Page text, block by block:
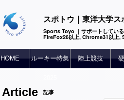
スポトウ｜東洋大学
Sports Toyo ｜サポートしてい
FireFox26以上, Chrome31以上,
HOME ルーキー特集 陸上競技
Article 記事